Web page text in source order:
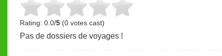
Rating: 0.0/5 (0 votes cast)
Pas de dossiers de voyages !